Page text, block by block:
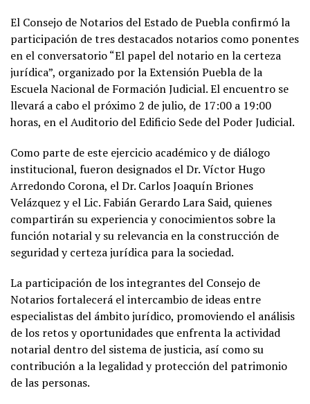
El Consejo de Notarios del Estado de Puebla confirmó la
participación de tres destacados notarios como ponentes
en el conversatorio “El papel del notario en la certeza
jurídica”, organizado por la Extensión Puebla de la
Escuela Nacional de Formación Judicial. El encuentro se
llevará a cabo el próximo 2 de julio, de 17:00 a 19:00
horas, en el Auditorio del Edificio Sede del Poder Judicial.
Como parte de este ejercicio académico y de diálogo
institucional, fueron designados el Dr. Víctor Hugo
Arredondo Corona, el Dr. Carlos Joaquín Briones
Velázquez y el Lic. Fabián Gerardo Lara Said, quienes
compartirán su experiencia y conocimientos sobre la
función notarial y su relevancia en la construcción de
seguridad y certeza jurídica para la sociedad.
La participación de los integrantes del Consejo de
Notarios fortalecerá el intercambio de ideas entre
especialistas del ámbito jurídico, promoviendo el análisis
de los retos y oportunidades que enfrenta la actividad
notarial dentro del sistema de justicia, así como su
contribución a la legalidad y protección del patrimonio
de las personas.